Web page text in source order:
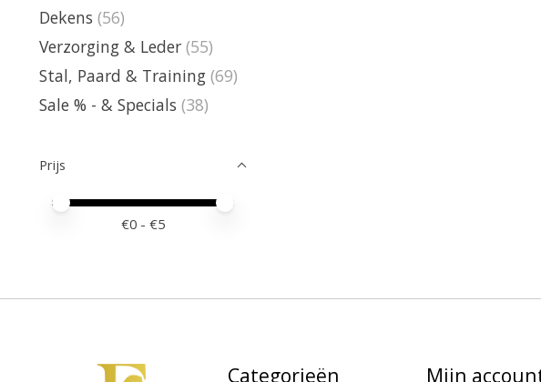
Dekens (56)
Verzorging & Leder (55)
Stal, Paard & Training (69)
Sale % - & Specials (38)
Prijs
Minimale prijswaarde
Price maximum value
€0 - €5
Categorieën Mijn